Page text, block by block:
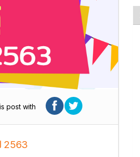
post with
2563